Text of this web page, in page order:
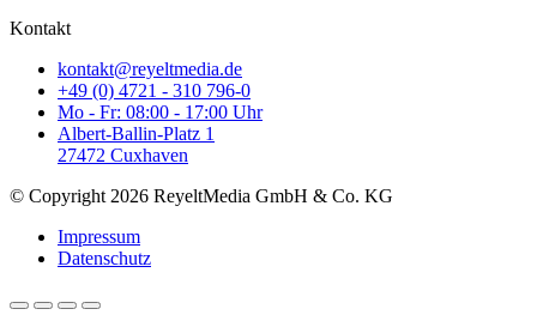
Kontakt
kontakt@reyeltmedia.de
+49 (0) 4721 - 310 796-0
Mo - Fr: 08:00 - 17:00 Uhr
Albert-Ballin-Platz 1
27472 Cuxhaven
© Copyright 2026 ReyeltMedia GmbH & Co. KG
Impressum
Datenschutz